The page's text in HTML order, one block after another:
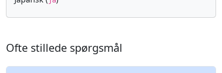
Ofte stillede spørgsmål